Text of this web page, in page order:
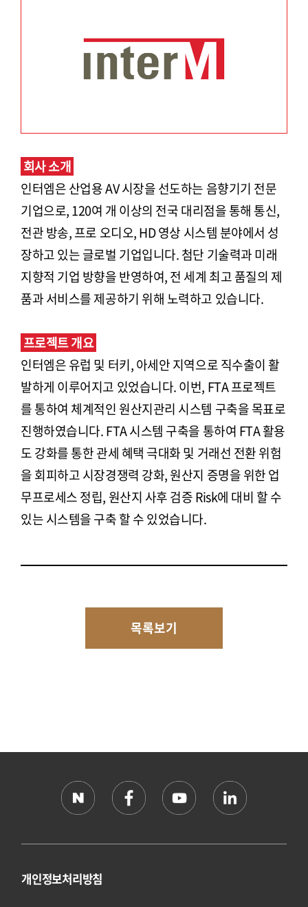
회사 소개
인터엠은 산업용 AV 시장을 선도하는 음향기기 전문
기업으로, 120여 개 이상의 전국 대리점을 통해 통신,
전관 방송, 프로 오디오, HD 영상 시스템 분야에서 성
장하고 있는 글로벌 기업입니다. 첨단 기술력과 미래
지향적 기업 방향을 반영하여, 전 세계 최고 품질의 제
품과 서비스를 제공하기 위해 노력하고 있습니다.
프로젝트 개요
인터엠은 유럽 및 터키, 아세안 지역으로 직수출이 활
발하게 이루어지고 있었습니다. 이번, FTA 프로젝트
를 통하여 체계적인 원산지관리 시스템 구축을 목표로
진행하였습니다. FTA 시스템 구축을 통하여 FTA 활용
도 강화를 통한 관세 혜택 극대화 및 거래선 전환 위험
을 회피하고 시장경쟁력 강화, 원산지 증명을 위한 업
무프로세스 정립, 원산지 사후 검증 Risk에 대비 할 수
있는 시스템을 구축 할 수 있었습니다.
목록보기
개인정보처리방침